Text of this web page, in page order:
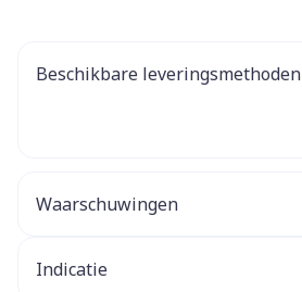
Beschikbare leveringsmethoden
Waarschuwingen
Indicatie